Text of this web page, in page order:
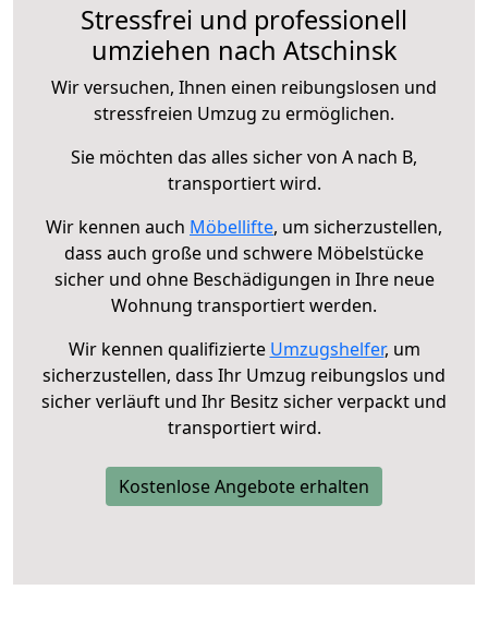
Stressfrei und professionell
umziehen nach Atschinsk
Wir versuchen, Ihnen einen reibungslosen und
stressfreien Umzug zu ermöglichen.
Sie möchten das alles sicher von A nach B,
transportiert wird.
Wir kennen auch Möbellifte, um sicherzustellen,
dass auch große und schwere Möbelstücke
sicher und ohne Beschädigungen in Ihre neue
Wohnung transportiert werden.
Wir kennen qualifizierte Umzugshelfer, um
sicherzustellen, dass Ihr Umzug reibungslos und
sicher verläuft und Ihr Besitz sicher verpackt und
transportiert wird.
Kostenlose Angebote erhalten